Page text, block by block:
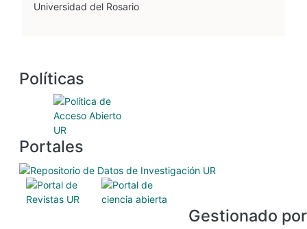
Universidad del Rosario
Políticas
Portales
Gestionado por